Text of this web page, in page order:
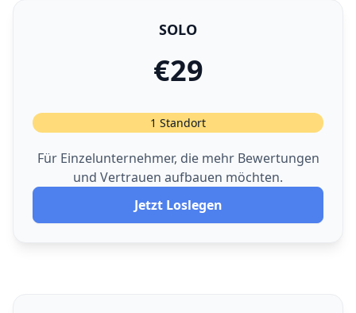
SOLO
€29
1 Standort
Für Einzelunternehmer, die mehr Bewertungen
und Vertrauen aufbauen möchten.
Jetzt Loslegen